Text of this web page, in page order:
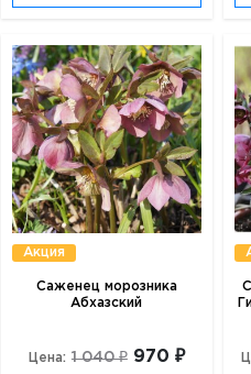
Акция
Саженец морозника
Абхазский
Цена: 1 040 ₽ 970 ₽